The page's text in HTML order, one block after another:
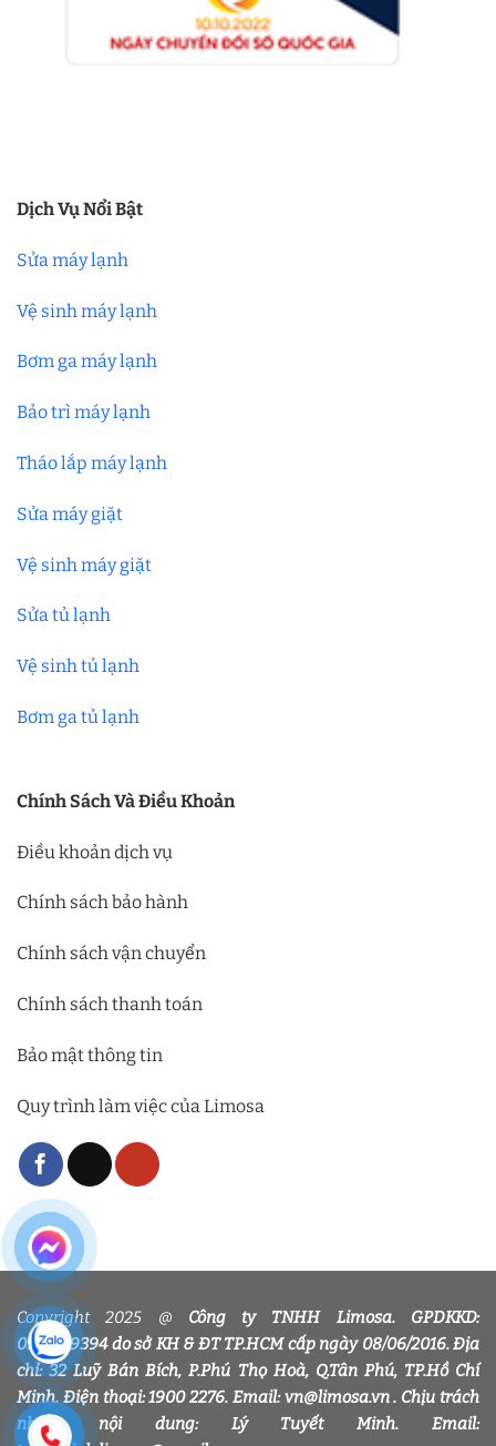
Dịch Vụ Nổi Bật
Sửa máy lạnh
Vệ sinh máy lạnh
Bơm ga máy lạnh
Bảo trì máy lạnh
Tháo lắp máy lạnh
Sửa máy giặt
Vệ sinh máy giặt
Sửa tủ lạnh
Vệ sinh tủ lạnh
Bơm ga tủ lạnh
Chính Sách Và Điều Khoản
Điều khoản dịch vụ
Chính sách bảo hành
Chính sách vận chuyển
Chính sách thanh toán
Bảo mật thông tin
Quy trình làm việc của Limosa
Copyright 2025 @ Công ty TNHH Limosa. GPDKKD:
0318339394 do sở KH & ĐT TP.HCM cấp ngày 08/06/2016. Địa
chỉ: 32 Luỹ Bán Bích, P.Phú Thọ Hoà, Q.Tân Phú, TP.Hồ Chí
Minh. Điện thoại: 1900 2276. Email: vn@limosa.vn . Chịu trách
nhiệm nội dung: Lý Tuyết Minh. Email: